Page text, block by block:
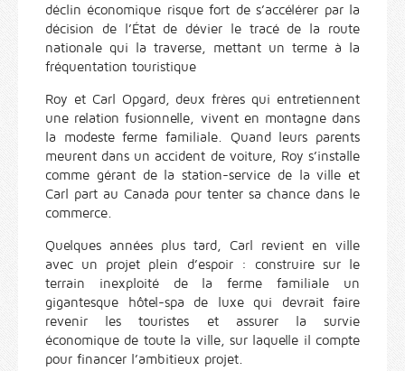
déclin économique risque fort de s’accélérer par la
décision de l’État de dévier le tracé de la route
nationale qui la traverse, mettant un terme à la
fréquentation touristique
Roy et Carl Opgard, deux frères qui entretiennent
une relation fusionnelle, vivent en montagne dans
la modeste ferme familiale. Quand leurs parents
meurent dans un accident de voiture, Roy s’installe
comme gérant de la station-service de la ville et
Carl part au Canada pour tenter sa chance dans le
commerce.
Quelques années plus tard, Carl revient en ville
avec un projet plein d’espoir : construire sur le
terrain inexploité de la ferme familiale un
gigantesque hôtel-spa de luxe qui devrait faire
revenir les touristes et assurer la survie
économique de toute la ville, sur laquelle il compte
pour financer l’ambitieux projet.